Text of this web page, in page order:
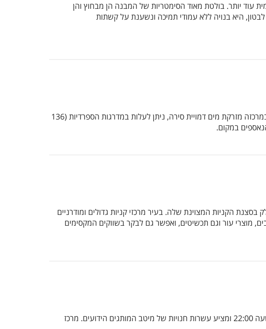
עוד יותר. בולטת מאוד הסימטריות של המבנה הן מבחוץ והן
היא בנויה ללא עמודי תמיכה ונשענת על קשתות
הכיכר, המכונה גם פיאצה די ספניה, שוכנת בלב העיר ומשמשת מקום מפגש מרכזי בקרב אזרחי העיר. מהכיכר, שבמרכזה מזרקת מים דמויית סירה, ניתן לעלות במדרגות הספרדיות (136
במקום.
הקניות המצוינת שלה. בעיר מרכזי קניות גדולים ומודרניים
מוצרי עור וגם תכשיטים, ואפשר גם לבקר בשווקים המקסימים
מרכז קניות גדול, הממוקם בתחנת הרכבת טרמיני, התחנה המרכזית של רומא. הוא פתוח לאורך כל השבוע עד השעה 22:00 ומציע עשרות חנויות של מיטב המותגים הידועים. מרכז